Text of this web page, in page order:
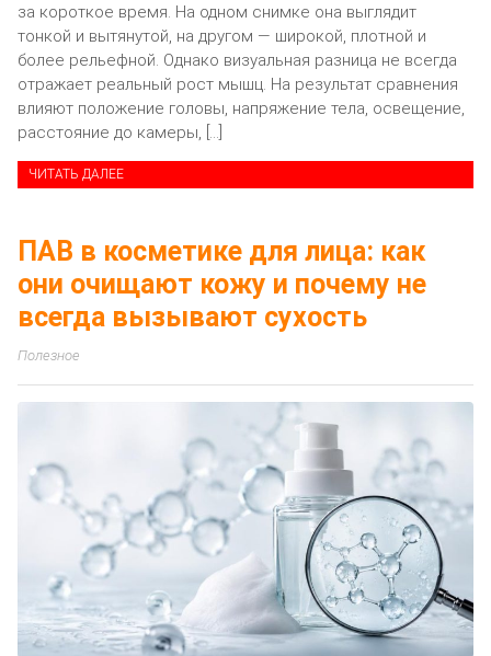
за короткое время. На одном снимке она выглядит
тонкой и вытянутой, на другом — широкой, плотной и
более рельефной. Однако визуальная разница не всегда
отражает реальный рост мышц. На результат сравнения
влияют положение головы, напряжение тела, освещение,
расстояние до камеры, […]
ЧИТАТЬ ДАЛЕЕ
ПАВ в косметике для лица: как
они очищают кожу и почему не
всегда вызывают сухость
Полезное